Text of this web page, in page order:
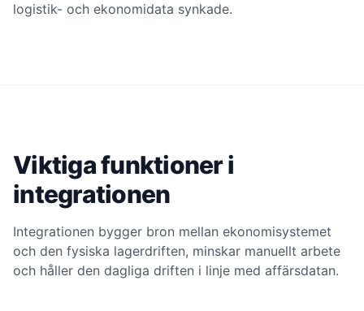
logistik- och ekonomidata synkade.
Viktiga funktioner i
integrationen
Integrationen bygger bron mellan ekonomisystemet
och den fysiska lagerdriften, minskar manuellt arbete
och håller den dagliga driften i linje med affärsdatan.